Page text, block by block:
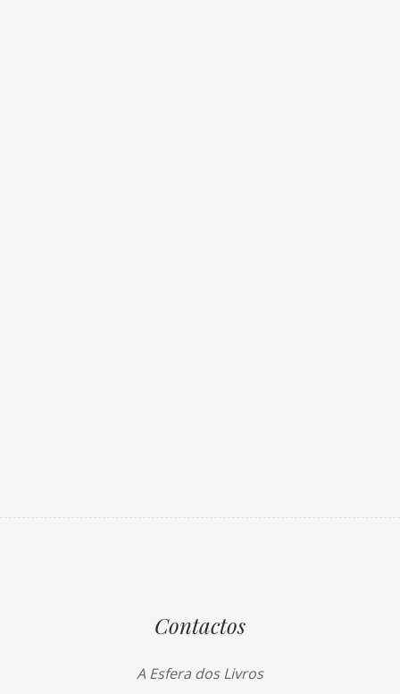
Contactos
A Esfera dos Livros